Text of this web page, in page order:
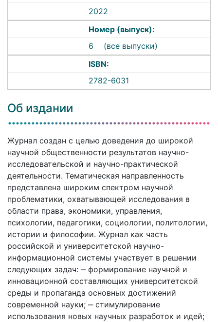
2022
Номер (выпуск):
6
(все выпуски)
ISBN:
2782-6031
Об издании
Журнал создан с целью доведения до широкой
научной общественности результатов научно-
исследовательской и научно-практической
деятельности. Тематическая направленность
представлена широким спектром научной
проблематики, охватывающей исследования в
области права, экономики, управления,
психологии, педагогики, социологии, политологии,
истории и философии. Журнал как часть
российской и университетской научно-
информационной системы участвует в решении
следующих задач: ‒ формирование научной и
инновационной составляющих университетской
среды и пропаганда основных достижений
современной науки; ‒ стимулирование
использования новых научных разработок и идей;